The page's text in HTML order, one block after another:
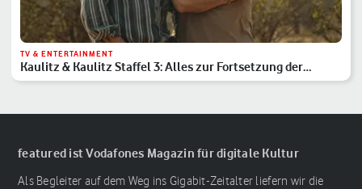
TV & ENTERTAINMENT
Kaulitz & Kaulitz Staffel 3: Alles zur Fortsetzung der
Netflix-Show
featured ist Vodafones Magazin für digitale Kultur
Als Begleiter auf dem Weg ins Gigabit-Zeitalter liefern wir die